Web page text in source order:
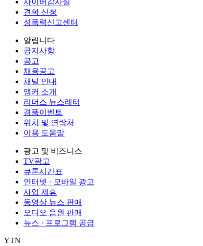
사이버감사실
견학 신청
성폭력신고센터
알립니다
공지사항
공고
채용공고
채널 안내
앵커 소개
리더스 뉴스레터
경품이벤트
위치 및 연락처
이용 도움말
광고 및 비즈니스
TV광고
큐톤시간표
인터넷 · 모바일 광고
사업 제휴
동영상 뉴스 판매
오디오 음원 판매
뉴스 · 프로그램 공급
YTN